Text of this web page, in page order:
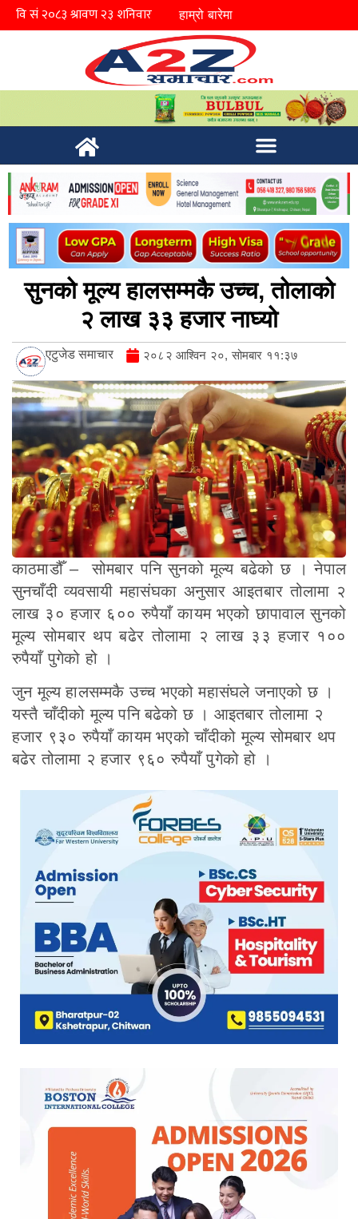
हाम्रो बारेमा
सुनको मूल्य हालसम्मकै उच्च, तोलाको
२ लाख ३३ हजार नाघ्यो
एटुजेड समाचार २०८२ आश्विन २०, सोमबार ११:३७
काठमाडौँ – सोमबार पनि सुनको मूल्य बढेको छ । नेपाल
सुनचाँदी व्यवसायी महासंघका अनुसार आइतबार तोलामा २
लाख ३० हजार ६०० रुपैयाँ कायम भएको छापावाल सुनको
मूल्य सोमबार थप बढेर तोलामा २ लाख ३३ हजार १००
रुपैयाँ पुगेको हो ।
जुन मूल्य हालसम्मकै उच्च भएको महासंघले जनाएको छ ।
यस्तै चाँदीको मूल्य पनि बढेको छ । आइतबार तोलामा २
हजार ९३० रुपैयाँ कायम भएको चाँदीको मूल्य सोमबार थप
बढेर तोलामा २ हजार ९६० रुपैयाँ पुगेको हो ।